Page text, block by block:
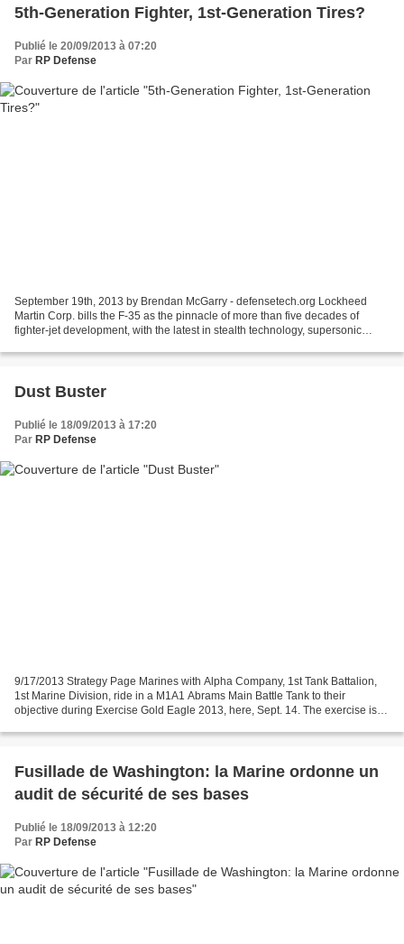
5th-Generation Fighter, 1st-Generation Tires?
Publié le 20/09/2013 à 07:20
Par RP Defense
September 19th, 2013 by Brendan McGarry - defensetech.org Lockheed
Martin Corp. bills the F-35 as the pinnacle of more than five decades of
fighter-jet development, with the latest in stealth technology, supersonic
Dust Buster
Publié le 18/09/2013 à 17:20
Par RP Defense
9/17/2013 Strategy Page Marines with Alpha Company, 1st Tank Battalion,
1st Marine Division, ride in a M1A1 Abrams Main Battle Tank to their
objective during Exercise Gold Eagle 2013, here, Sept. 14. The exercise is
Fusillade de Washington: la Marine ordonne un
audit de sécurité de ses bases
Publié le 18/09/2013 à 12:20
Par RP Defense